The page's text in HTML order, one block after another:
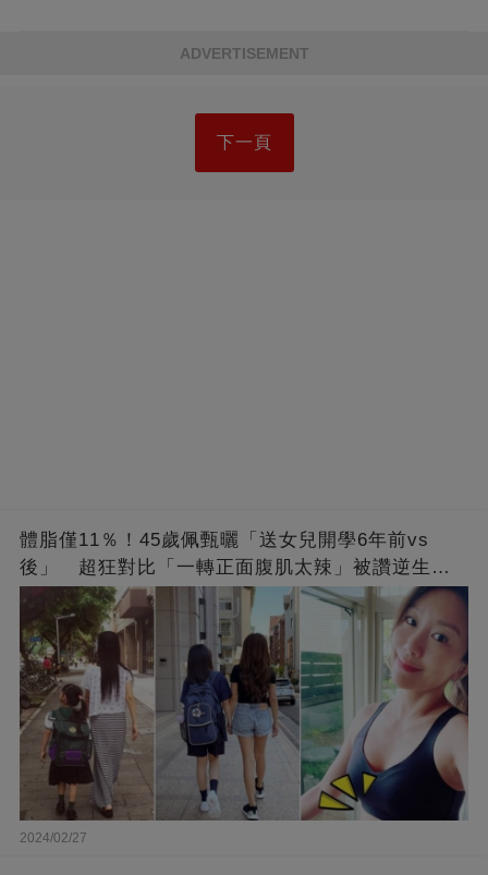
ADVERTISEMENT
下一頁
體脂僅11％！45歲佩甄曬「送女兒開學6年前vs
後」 超狂對比「一轉正面腹肌太辣」被讚逆生
長：媽媽變姊姊❤
2024/02/27